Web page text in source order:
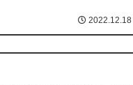
2022.12.18